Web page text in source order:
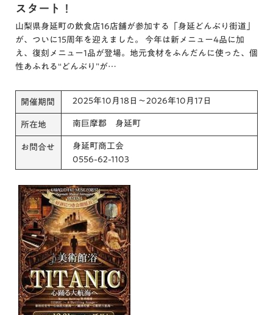
スタート！
山梨県身延町の飲食店16店舗が参加する「身延どんぶり街道」
が、ついに15周年を迎えました。 今年は新メニュー4品に加
え、復刻メニュー1品が登場。地元食材をふんだんに使った、個
性あふれる“どんぶり”が…
開催期間 2025年10月18日～2026年10月17日
所在地 南巨摩郡 身延町
お問合せ
身延町商工会
0556-62-1103